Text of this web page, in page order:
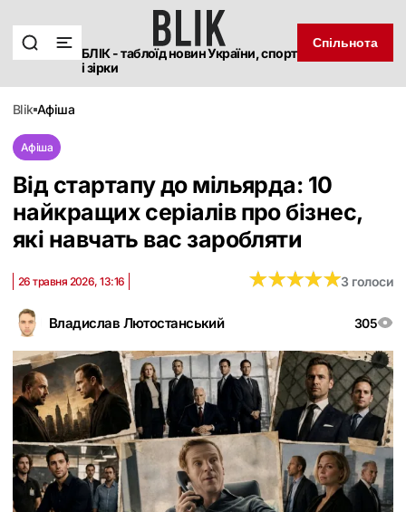
БЛІК - таблоїд новин України, спорт
і зірки
Спільнота
blik афіша
Афіша
Від стартапу до мільярда: 10
найкращих серіалів про бізнес,
які навчать вас заробляти
Владислав Лютостанський 305
26 травня 2026, 13:16 ★★★★★
★★★★★3 голоси